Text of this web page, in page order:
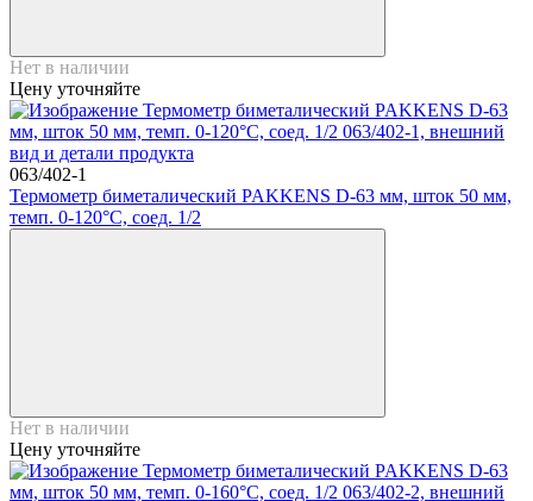
Нет в наличии
Цену уточняйте
063/402-1
Термометр биметалический PAKKENS D-63 мм, шток 50 мм,
темп. 0-120°C, соед. 1/2
Нет в наличии
Цену уточняйте